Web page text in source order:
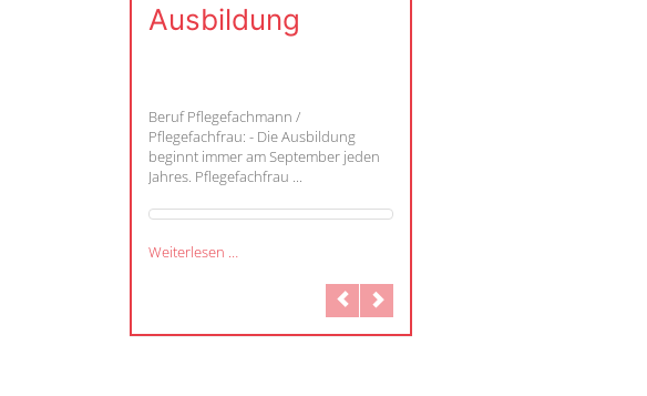
Ausbildung
Beruf Pflegefachmann /
Pflegefachfrau: - Die Ausbildung
beginnt immer am September jeden
Jahres. Pflegefachfrau ...
Weiterlesen …